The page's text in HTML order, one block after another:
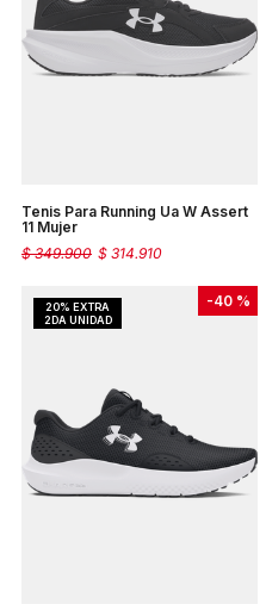
Tenis Para Running Ua W Assert
11 Mujer
$ 314.910
$ 349.900
-40 %